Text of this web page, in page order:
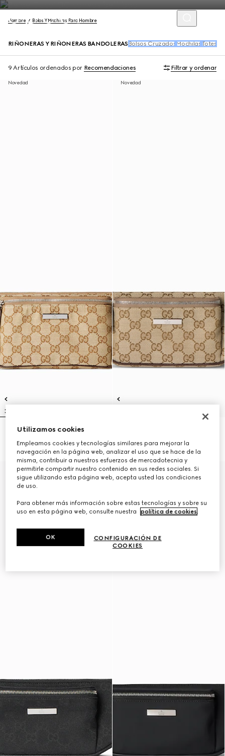
Hombre Bolos Y Mochilas Para Hombre
RIÑONERAS Y RIÑONERAS BANDOLERAS Bolsos Cruzados Mochilas Totes
9 Artículos ordenados por Recomendaciones Filtrar y ordenar
Novedad
'Flatpack' riñonera grande
9.350 kr.
Novedad
8.250 kr.
Novedad
Utilizamos cookies
Empleamos cookies y tecnologías similares para mejorar la
navegación en la página web, analizar el uso que se hace de la
misma, contribuir a nuestros esfuerzos de mercadotecnia y
permitirle compartir nuestro contenido en sus redes sociales. Si
sigue utilizando esta página web, acepta usted las condiciones
de uso.
Para obtener más información sobre estas tecnologías y sobre su
uso en esta página web, consulte nuestra política de cookies
CONFIGURACIÓN DE
COOKIES
OK